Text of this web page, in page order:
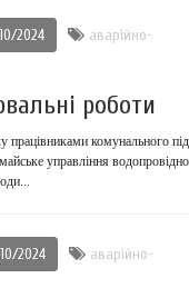
2024
аварійно-
роботи
комунального
управління
2024
аварійно-